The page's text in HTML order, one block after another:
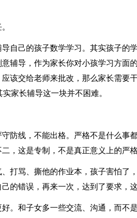
自己的孩子数学学习。其实孩子的
辅导，作为家长你对小孩学习方面
该交给老师来批改，那么家长需要
家长辅导这一块并不困难。
防线，不能出格。严格不是什么事
，这是专制，不是真正意义上的严格
打骂、撕他的作业本，孩子害怕了
的错误，再来一次，达到了要求，这
。和子女多一些交流、沟通，而不